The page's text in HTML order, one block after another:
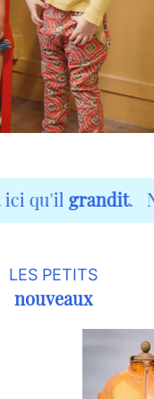
.Ne
LES PETITS
nouveaux